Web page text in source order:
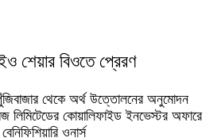
শেয়ার বিওতে প্রেরণ
থেকে অর্থ উত্তোলনের অনুমোদন
লিমিটেডের কোয়ালিফাইড ইনভেস্টর অফারে
ওনার্স